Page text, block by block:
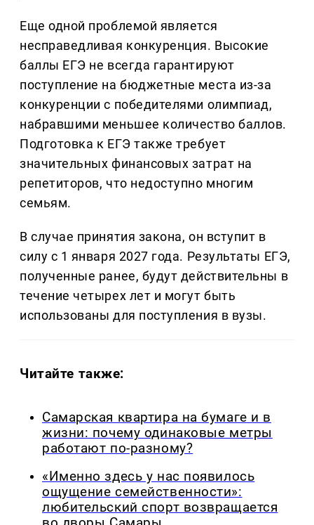
Еще одной проблемой является
несправедливая конкуренция. Высокие
баллы ЕГЭ не всегда гарантируют
поступление на бюджетные места из-за
конкуренции с победителями олимпиад,
набравшими меньшее количество баллов.
Подготовка к ЕГЭ также требует
значительных финансовых затрат на
репетиторов, что недоступно многим
семьям.
В случае принятия закона, он вступит в
силу с 1 января 2027 года. Результаты ЕГЭ,
полученные ранее, будут действительны в
течение четырех лет и могут быть
использованы для поступления в вузы.
Читайте также:
Самарская квартира на бумаге и в
жизни: почему одинаковые метры
работают по-разному?
«Именно здесь у нас появилось
ощущение семейственности»:
любительский спорт возвращается